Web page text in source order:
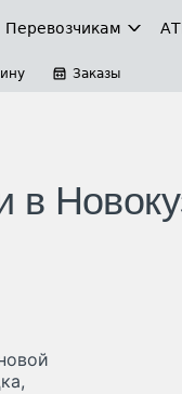
Перевозчикам
Заказы
в